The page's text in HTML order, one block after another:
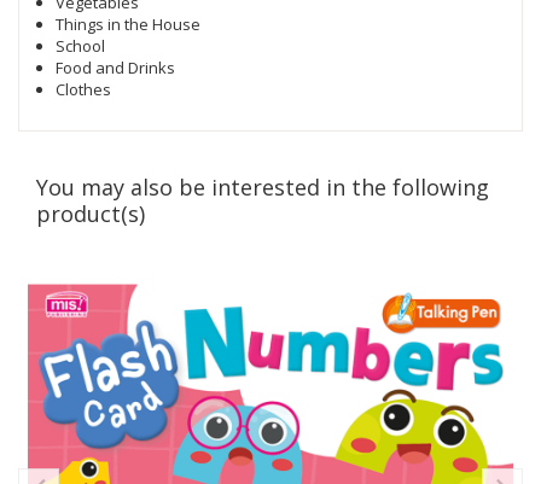
Things in the House
School
Food and Drinks
Clothes
You may also be interested in the following
product(s)